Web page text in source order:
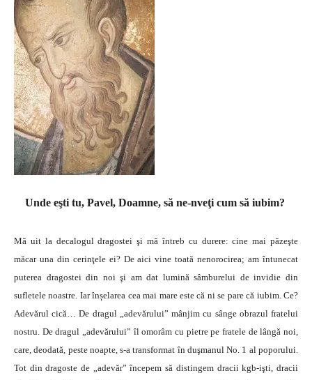
Unde eşti tu, Pavel, Doamne, să ne-nveţi cum să iubim?
Mă uit la decalogul dragostei şi mă întreb cu durere: cine mai păzeşte
măcar una din cerinţele ei? De aici vine toată nenorocirea; am întunecat
puterea dragostei din noi şi am dat lumină sâmburelui de invidie din
sufletele noastre. Iar înșelarea cea mai mare este că ni se pare că iubim. Ce?
Adevărul cică… De dragul „adevărului” mânjim cu sânge obrazul fratelui
nostru. De dragul „adevărului” îl omorâm cu pietre pe fratele de lângă noi,
care, deodată, peste noapte, s-a transformat în duşmanul No. 1 al poporului.
Tot din dragoste de „adevăr” începem să distingem dracii kgb-işti, dracii